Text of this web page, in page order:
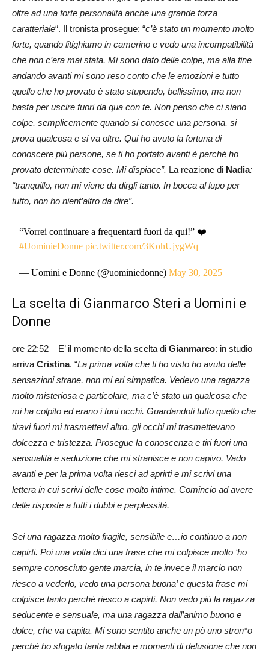
oltre ad una forte personalità anche una grande forza
caratteriale“. Il tronista prosegue: “c’è stato un momento molto
forte, quando litighiamo in camerino e vedo una incompatibilità
che non c’era mai stata. Mi sono dato delle colpe, ma alla fine
andando avanti mi sono reso conto che le emozioni e tutto
quello che ho provato è stato stupendo, bellissimo, ma non
basta per uscire fuori da qua con te. Non penso che ci siano
colpe, semplicemente quando si conosce una persona, si
prova qualcosa e si va oltre. Qui ho avuto la fortuna di
conoscere più persone, se ti ho portato avanti è perchè ho
provato determinate cose. Mi dispiace”. La reazione di Nadia:
“tranquillo, non mi viene da dirgli tanto. In bocca al lupo per
tutto, non ho nient’altro da dire”.
“Vorrei continuare a frequentarti fuori da qui!” ❤️
#UominieDonne pic.twitter.com/3KohUjygWq
— Uomini e Donne (@uominiedonne)May 30, 2025
La scelta di Gianmarco Steri a Uomini e
Donne
ore 22:52 – E’ il momento della scelta di Gianmarco: in studio
arriva Cristina. “La prima volta che ti ho visto ho avuto delle
sensazioni strane, non mi eri simpatica. Vedevo una ragazza
molto misteriosa e particolare, ma c’è stato un qualcosa che
mi ha colpito ed erano i tuoi occhi. Guardandoti tutto quello che
tiravi fuori mi trasmettevi altro, gli occhi mi trasmettevano
dolcezza e tristezza. Prosegue la conoscenza e tiri fuori una
sensualità e seduzione che mi stranisce e non capivo. Vado
avanti e per la prima volta riesci ad aprirti e mi scrivi una
lettera in cui scrivi delle cose molto intime. Comincio ad avere
delle risposte a tutti i dubbi e perplessità.
Sei una ragazza molto fragile, sensibile e…io continuo a non
capirti. Poi una volta dici una frase che mi colpisce molto ‘ho
sempre conosciuto gente marcia, in te invece il marcio non
riesco a vederlo, vedo una persona buona’ e questa frase mi
colpisce tanto perchè riesco a capirti. Non vedo più la ragazza
seducente e sensuale, ma una ragazza dall’animo buono e
dolce, che va capita. Mi sono sentito anche un pò uno stron*o
perchè ho sfogato tanta rabbia e momenti di delusione che non